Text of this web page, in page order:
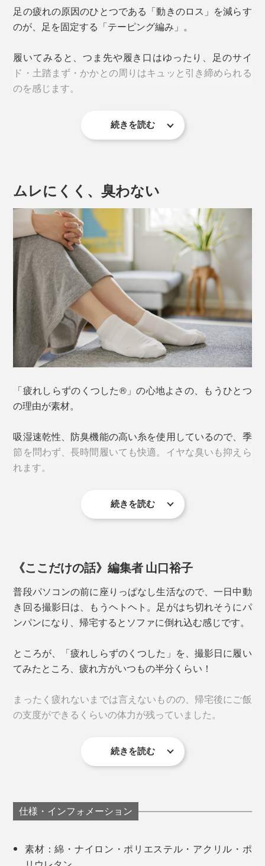
履くだけで足をキュッとサポートし、「ベタ足になる→
ップ。「靴・靴下・足」を一体化して、動きのロスを軽
減し、疲れにくさを実現しました。
には、令和2年度近畿経済産業局長賞を衣料品として初
めて受賞、おもてなしセレクション金賞も受賞していま
す。
ョン編み」。
耐久性は10倍！（当社比）
足当たりが良く、滑らず、擦り切れにくい構造で、特許
足の疲れの原因のひとつである「動きのロス」を減らす
のが、足を固定する「テーピング編み」。
履いてみると、つま先や履き口はゆったり、足のサイ
ド・土踏まず・かかとの周りはキュッと引き締められる
のを感じます。
伸縮性の異なる複数の編み地を組み合わせることで、テ
スニーカーソックスには、靴の中で脱げてしまうストレ
スがつきものですが、本品は大丈夫。かかとにもWのテ
ーピング技術（※）を用いて、足と靴下を固定し、短くて
も脱げにくい構造で安定した姿勢をキープできます。
※Wヒールロック（特許番号7482169）
普通の靴下は左右対称ですが、本品は左右反転の形状。
足の形に合わせて緻密に設計されているため、左右が決
足指の付け根部分には、ポリウレタンゴムを編み込み、
るので、「靴の中の靴下」と「靴下の中の足」の両方の
ズレを防ぎます。
しっかりとしたホールド感はありつつも、窮屈さはな
続きを読む
ムレにくく、臭わない
「疲れしらずのくつした®」の心地よさの、もうひとつ
の理由が素材。
吸湿速乾性、防臭機能の高い糸を使用しているので、季
節を問わず、長時間履いても快適。イヤな臭いも抑えら
れます。
さらに、甲とふくらはぎを通気性の高いメッシュ編みに
本品「スニーカー丈」は、スニーカーを履いた時に履き
口がチラッと見えるくらいの丈。スニーカーと色を合わ
せても、差し色をアクセントにしてもおしゃれです。
ー」「オフホワイト」「ブラック」の4色展開。
続きを読む
《ここだけの話》編集者 山口裕子
普段パソコンの前に座りっぱなし生活なので、一日中動
き回る撮影日は、もうヘトヘト。足がはち切れそうにパ
ンパンになり、帰宅するとソファに倒れ込む感じです。
ところが、「疲れしらずのくつした」を、撮影日に履い
てみたところ、疲れ方がいつもの半分くらい！
まったく疲れないまでは言えないものの、帰宅後にご飯
の支度ができるくらいの体力が残っていました。
足の見た目も、はっきり分かるくらい違ってびっくり。
続きを読む
仕様・インフォメーション
素材：綿・ナイロン・ポリエステル・アクリル・ポ